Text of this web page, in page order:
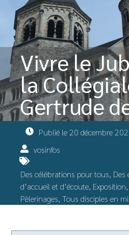
Vivre le
la
Gertrude
Publié le20 décembre
vosinfos
Des célébrations pour tous, Des
d’accueil et d’écoute, Exposition,
Pèlerinages, Tous disciples en